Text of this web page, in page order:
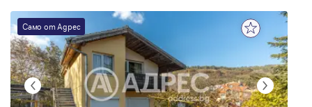
Само от Адрес